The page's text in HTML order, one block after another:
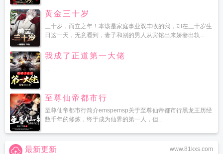
黄金三十岁
三十岁，而立之年！本该是家庭事业双丰收的我，却在三十岁生
日这一天，无意看到，妻子和别的男人从宾馆出来娇妻出轨...
我成了正道第一大佬
...
至尊仙帝都市行
至尊仙帝都市行简介emspemsp关于至尊仙帝都市行黑龙王历经
数千年的修炼，终于成为仙界的第一人，但...
www.81kxs.com
最新更新